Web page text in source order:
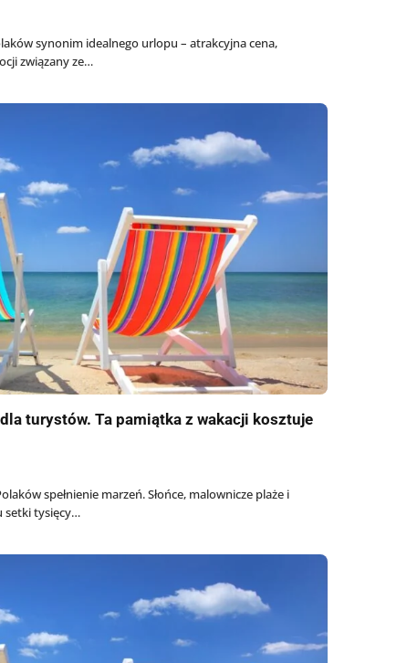
synonim idealnego urlopu – atrakcyjna cena,
związany ze…
turystów. Ta pamiątka z wakacji kosztuje
spełnienie marzeń. Słońce, malownicze plaże i
setki tysięcy…